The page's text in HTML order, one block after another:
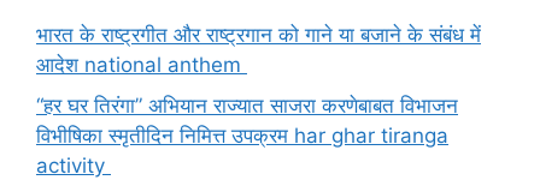
भारत के राष्ट्रगीत और राष्ट्रगान को गाने या बजाने के संबंध में
आदेश national anthem
“हर घर तिरंगा” अभियान राज्यात साजरा करणेबाबत विभाजन
विभीषिका स्मृतीदिन निमित्त उपक्रम har ghar tiranga
activity